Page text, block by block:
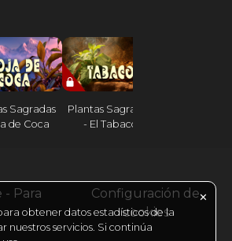
Sagradas
de Coca
Plantas Sagradas
- El Tabaco
- Para
Configuración de
cookies
✕
obtener datos estadísticos de la
nuestros servicios. Si continúa